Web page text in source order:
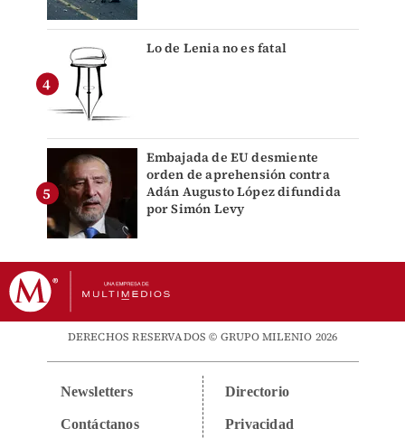
Lo de Lenia no es fatal
Embajada de EU desmiente
orden de aprehensión contra
Adán Augusto López difundida
por Simón Levy
DERECHOS RESERVADOS © GRUPO MILENIO 2026
Newsletters
Contáctanos
Directorio
Privacidad